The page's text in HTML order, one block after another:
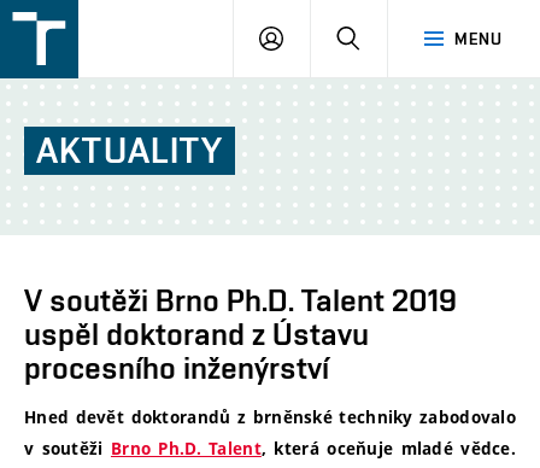
v
Brně
MENU
PŘIHLÁŠENÍ
AKTUALITY
V soutěži Brno Ph.D. Talent 2019
uspěl doktorand z Ústavu
procesního inženýrství
Hned devět doktorandů z brněnské techniky zabodovalo
v soutěži Brno Ph.D. Talent, která oceňuje mladé vědce.